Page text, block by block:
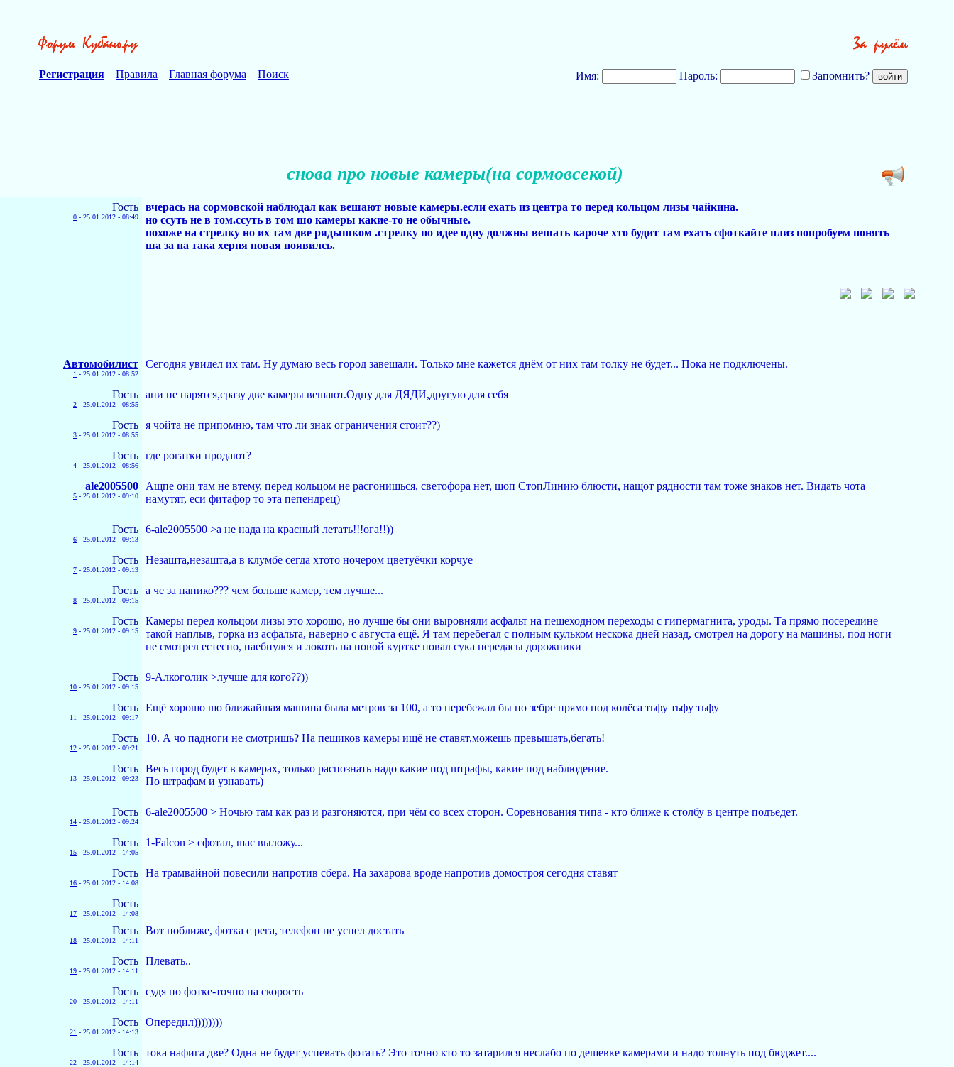
Регистрация Правила Главная форума Поиск Имя: Пароль: Запомнить?
снова про новые камеры(на сормовсекой)
Гость
0 - 25.01.2012 - 08:49
вчерась на сормовской наблюдал как вешают новые камеры.если ехать из центра то перед кольцом лизы чайкина.
но ссуть не в том.ссуть в том шо камеры какие-то не обычные.
похоже на стрелку но их там две рядышком .стрелку по идее одну должны вешать кароче хто будит там ехать сфоткайте плиз попробуем понять
ша за на така херня новая появилсь.
Автомобилист
1 - 25.01.2012 - 08:52
Сегодня увидел их там. Ну думаю весь город завешали. Только мне кажется днём от них там толку не будет... Пока не подключены.
Гость
2 - 25.01.2012 - 08:55
ани не парятся,сразу две камеры вешают.Одну для ДЯДИ,другую для себя
Гость
3 - 25.01.2012 - 08:55
я чойта не припомню, там что ли знак ограничения стоит??)
Гость
4 - 25.01.2012 - 08:56
где рогатки продают?
ale2005500
5 - 25.01.2012 - 09:10
Ащпе они там не втему, перед кольцом не расгонишься, светофора нет, шоп СтопЛинию блюсти, нащот рядности там тоже знаков нет. Видать чота
намутят, еси фитафор то эта пепендрец)
Гость
6 - 25.01.2012 - 09:13
6-ale2005500 >а не нада на красный летать!!!ога!!))
Гость
7 - 25.01.2012 - 09:13
Незашта,незашта,а в клумбе сегда хтото ночером цветуёчки корчуе
Гость
8 - 25.01.2012 - 09:15
а че за панико??? чем больше камер, тем лучше...
Гость
9 - 25.01.2012 - 09:15
Камеры перед кольцом лизы это хорошо, но лучше бы они выровняли асфальт на пешеходном переходы с гипермагнита, уроды. Та прямо посередине
такой наплыв, горка из асфальта, наверно с августа ещё. Я там перебегал с полным кульком нескока дней назад, смотрел на дорогу на машины, под ноги
не смотрел естесно, наебнулся и локоть на новой куртке повал сука передасы дорожники
Гость
10 - 25.01.2012 - 09:15
9-Алкоголик >лучше для кого??))
Гость
11 - 25.01.2012 - 09:17
Ещё хорошо шо ближайшая машина была метров за 100, а то перебежал бы по зебре прямо под колёса тьфу тьфу тьфу
Гость
12 - 25.01.2012 - 09:21
10. А чо падноги не смотришь? На пешиков камеры ищё не ставят,можешь превышать,бегать!
Гость
13 - 25.01.2012 - 09:23
Весь город будет в камерах, только распознать надо какие под штрафы, какие под наблюдение.
По штрафам и узнавать)
Гость
14 - 25.01.2012 - 09:24
6-ale2005500 > Ночью там как раз и разгоняются, при чём со всех сторон. Соревнования типа - кто ближе к столбу в центре подъедет.
Гость
15 - 25.01.2012 - 14:05
1-Falcon > сфотал, шас выложу...
Гость
16 - 25.01.2012 - 14:08
На трамвайной повесили напротив сбера. На захарова вроде напротив домостроя сегодня ставят
Гость
17 - 25.01.2012 - 14:08
Гость
18 - 25.01.2012 - 14:11
Вот поближе, фотка с рега, телефон не успел достать
Гость
19 - 25.01.2012 - 14:11
Плевать..
Гость
20 - 25.01.2012 - 14:11
судя по фотке-точно на скорость
Гость
21 - 25.01.2012 - 14:13
Опередил))))))))
Гость
22 - 25.01.2012 - 14:14
тока нафига две? Одна не будет успевать фотать? Это точно кто то затарился неслабо по дешевке камерами и надо толнуть под бюджет....